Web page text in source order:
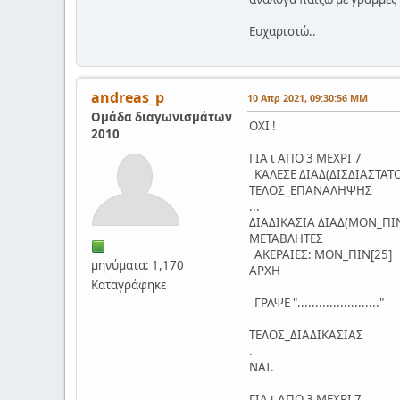
Ευχαριστώ..
andreas_p
Ομάδα διαγωνισμάτων
2010
μηνύματα: 1,170
Καταγράφηκε
10 Απρ 2021, 09:30:56 ΜΜ
ΟΧΙ !
ΓΙΑ ι ΑΠΟ 3 ΜΕΧΡΙ 7
ΚΑΛΕΣΕ
ΤΕΛΟΣ_ΕΠΑΝΑΛΗΨΗΣ
...
ΔΙΑΔΙΚΑΣΙΑ
ΜΕΤΑΒΛΗΤΕΣ
ΑΚΕΡΑΙΕΣ: ΜΟΝ_ΠΙΝ[25]
ΑΡΧΗ
ΓΡΑΨΕ "......................."
ΤΕΛΟΣ_ΔΙΑΔΙΚΑΣΙΑΣ
.
ΝΑΙ.